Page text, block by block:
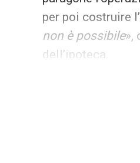
per poi costruire
non è possibile»,
dell’ipoteca.
In altre